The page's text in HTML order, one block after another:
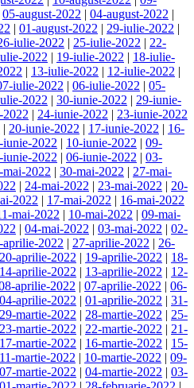
05-august-2022 | 04-august-2022 |
| 01-august-2022 | 29-iulie-2022 |
iulie-2022 | 25-iulie-2022 | 22-
2022 | 19-iulie-2022 | 18-iulie-
| 13-iulie-2022 | 12-iulie-2022 |
iulie-2022 | 06-iulie-2022 | 05-
2022 | 30-iunie-2022 | 29-iunie-
2022 | 24-iunie-2022 | 23-iunie-2022
| 20-iunie-2022 | 17-iunie-2022 | 16-
iunie-2022 | 10-iunie-2022 | 09-
iunie-2022 | 06-iunie-2022 | 03-
mai-2022 | 30-mai-2022 | 27-mai-
| 24-mai-2022 | 23-mai-2022 | 20-
2022 | 17-mai-2022 | 16-mai-2022
mai-2022 | 10-mai-2022 | 09-mai-
| 04-mai-2022 | 03-mai-2022 | 02-
aprilie-2022 | 27-aprilie-2022 | 26-
20-aprilie-2022 | 19-aprilie-2022 | 18-
14-aprilie-2022 | 13-aprilie-2022 | 12-
aprilie-2022 | 07-aprilie-2022 | 06-
04-aprilie-2022 | 01-aprilie-2022 | 31-
29-martie-2022 | 28-martie-2022 | 25-
23-martie-2022 | 22-martie-2022 | 21-
17-martie-2022 | 16-martie-2022 | 15-
11-martie-2022 | 10-martie-2022 | 09-
07-martie-2022 | 04-martie-2022 | 03-